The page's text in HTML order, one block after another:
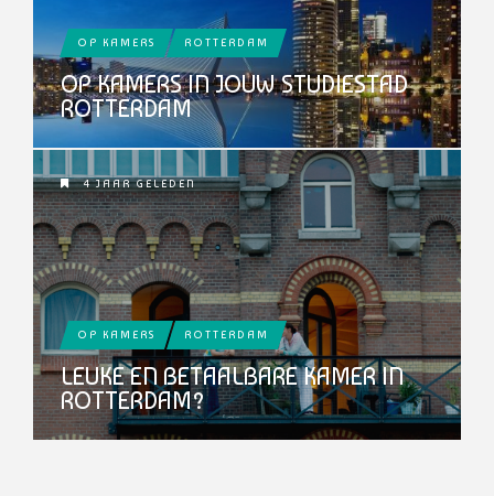
OP KAMERS ROTTERDAM
OP KAMERS IN JOUW STUDIESTAD
ROTTERDAM
4 JAAR GELEDEN
OP KAMERS ROTTERDAM
LEUKE EN BETAALBARE KAMER IN
ROTTERDAM?